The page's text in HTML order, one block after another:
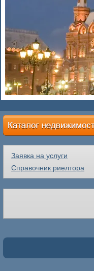
Заявка на услуги
Справочник риелтора